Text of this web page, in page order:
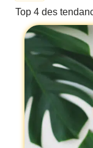
Top 4 des